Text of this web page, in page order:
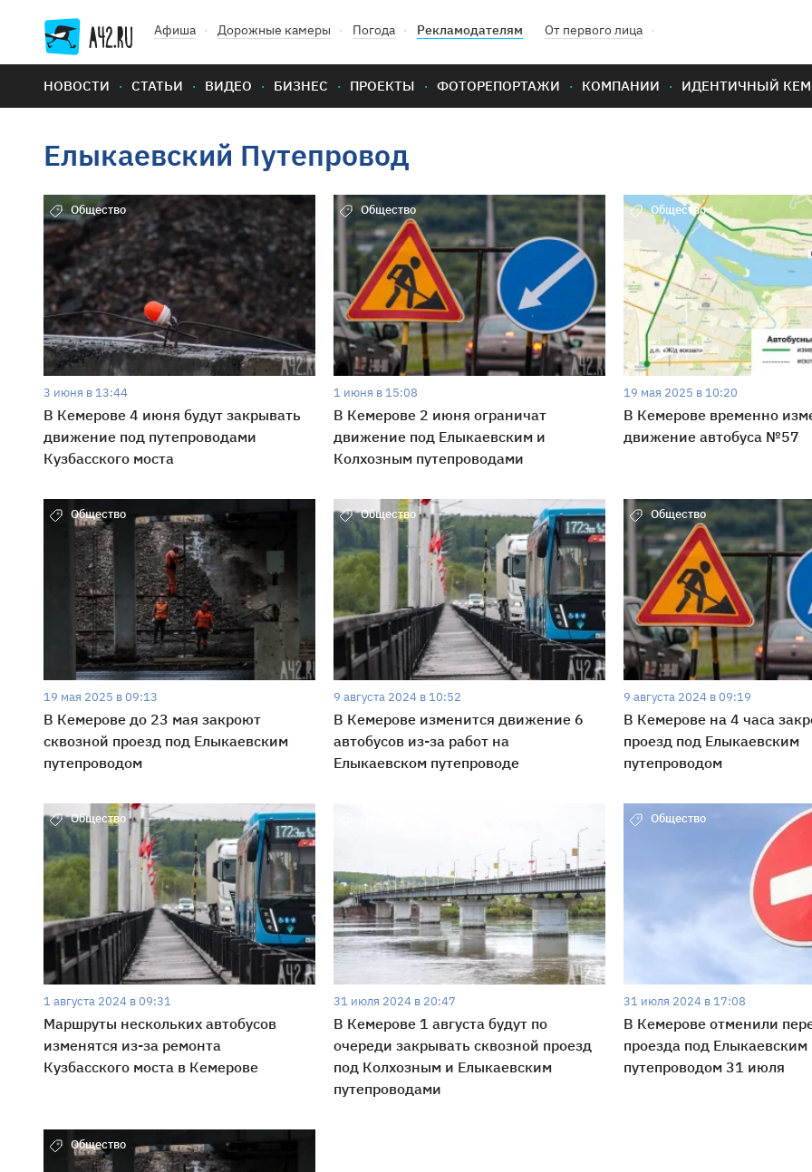
Афиша Дорожные камеры Погода Рекламодателям От первого лица
НОВОСТИ СТАТЬИ ВИДЕО БИЗНЕС ПРОЕКТЫ ФОТОРЕПОРТАЖИ КОМПАНИИ ИДЕНТИЧНЫЙ
Елыкаевский Путепровод
Общество
3 июня в 13:44
В Кемерове 4 июня будут закрывать
движение под путепроводами
Кузбасского моста
Общество
1 июня в 15:08
В Кемерове 2 июня ограничат
движение под Елыкаевским и
Колхозным путепроводами
Общество
19 мая 2025 в 10:20
В Кемерове временно
движение автобуса №57
Общество
19 мая 2025 в 09:13
В Кемерове до 23 мая закроют
сквозной проезд под Елыкаевским
путепроводом
Общество
9 августа 2024 в 10:52
В Кемерове изменится движение 6
автобусов из-за работ на
Елыкаевском путепроводе
Общество
9 августа 2024 в 09:19
В Кемерове на 4 часа
проезд под Елыкаевским
путепроводом
Общество
1 августа 2024 в 09:31
Маршруты нескольких автобусов
изменятся из-за ремонта
Кузбасского моста в Кемерове
31 июля 2024 в 20:47
В Кемерове 1 августа будут по
очереди закрывать сквозной проезд
под Колхозным и Елыкаевским
путепроводами
Общество
31 июля 2024 в 17:08
В Кемерове отменили
проезда под Елыкаевским
путепроводом 31 июля
Общество